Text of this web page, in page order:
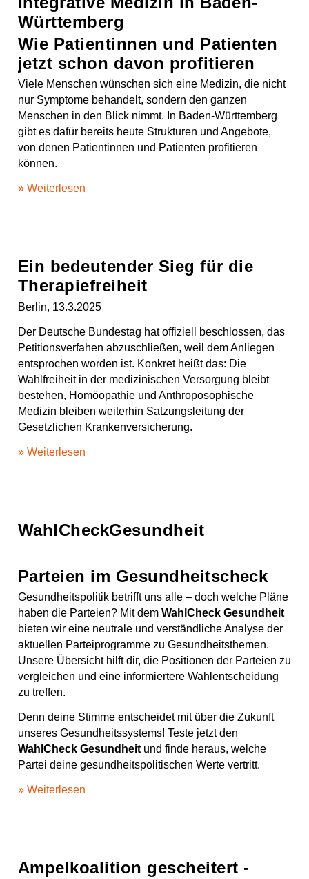
Württemberg
Wie Patientinnen und Patienten
jetzt schon davon profitieren
Viele Menschen wünschen sich eine Medizin, die nicht
nur Symptome behandelt, sondern den ganzen
Menschen in den Blick nimmt. In Baden-Württemberg
gibt es dafür bereits heute Strukturen und Angebote,
von denen Patientinnen und Patienten profitieren
können.
» Weiterlesen
Ein bedeutender Sieg für die
Therapiefreiheit
Berlin, 13.3.2025
Der Deutsche Bundestag hat offiziell beschlossen, das
Petitionsverfahen abzuschließen, weil dem Anliegen
entsprochen worden ist. Konkret heißt das: Die
Wahlfreiheit in der medizinischen Versorgung bleibt
bestehen, Homöopathie und Anthroposophische
Medizin bleiben weiterhin Satzungsleitung der
Gesetzlichen Krankenversicherung.
» Weiterlesen
WahlCheckGesundheit
Parteien im Gesundheitscheck
Gesundheitspolitik betrifft uns alle – doch welche Pläne
haben die Parteien? Mit dem WahlCheck Gesundheit
bieten wir eine neutrale und verständliche Analyse der
aktuellen Parteiprogramme zu Gesundheitsthemen.
Unsere Übersicht hilft dir, die Positionen der Parteien zu
vergleichen und eine informiertere Wahlentscheidung
zu treffen.
Denn deine Stimme entscheidet mit über die Zukunft
unseres Gesundheitssystems! Teste jetzt den
WahlCheck Gesundheit und finde heraus, welche
Partei deine gesundheitspolitischen Werte vertritt.
» Weiterlesen
Ampelkoalition gescheitert -